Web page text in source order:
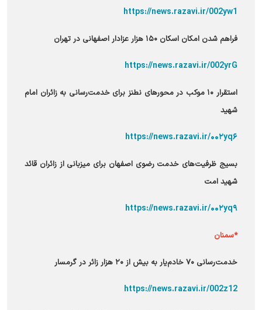
https://news.razavi.ir/002yw1
فراهم شدن امکان اسکان ۱۵۰ هزار عزادار اصفهانی در تهران
https://news.razavi.ir/002yrG
استقرار ۱۰ موکب در محور‌های نطنز برای خدمت‌رسانی به زائران امام
شهید
https://news.razavi.ir/۰۰۲yq۶
بسیج ظرفیت‌های خدمت رضوی اصفهان برای میزبانی از زائران قائد
شهید امت
https://news.razavi.ir/۰۰۲yq۹
*سمنان
خدمت‌رسانی ۷۰ خادم‌یار به بیش از ۲۰ هزار زائر در گرمسار
https://news.razavi.ir/002z12